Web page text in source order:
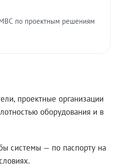
по проектным решениям
проектные организации
оборудования и в
системы — по паспорту на